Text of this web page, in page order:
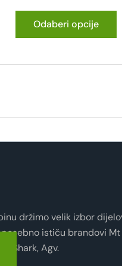
Odaberi opcije
držimo velik izbor
ističu brandovi Mt
Shark, Agv.